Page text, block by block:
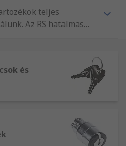
teljes
Az RS hatalmas
burkolatokat is nagy
és